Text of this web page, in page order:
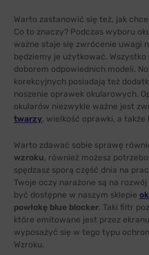
Warto zastanowić się też, jak
Co to znaczy? Podczas wyboru
ważne staje się zwrócenie uwagi
będziemy je użytkować.
doborem odpowiednich modeli.
korekcyjnych posiadają też
noszenie oprawek okularowych.
okularów niezwykle ważne jest
twarzy, wielkość oprawki, a
Warto zdawać sobie sprawę
wzroku, również możesz
spędzasz sporą część dnia na
Twoje oczy narażone są na
być dostępne w naszym sklepie
powłokę blue blocker. Taki filtr
które emitowane jest przez
wyposażyć się w tego typu
Wzroku.